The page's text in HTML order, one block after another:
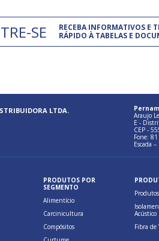
SE
RECEBA INFORMATIVOS E
RÁPIDO À TABELAS E
LTDA.
Araujo
E -
CEP -
Fone:
Escada –
PRODUTOS POR
SEGMENTO
Alimentício
Carcinicultura
Compósitos
Acústico
Fibra de